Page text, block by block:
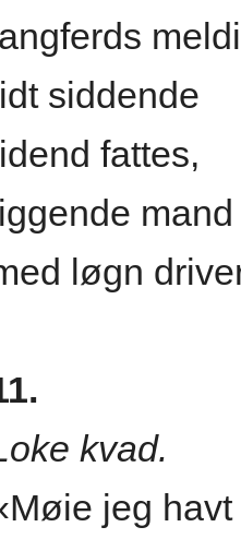
langferds
siddende
fattes,
liggende mand
løgn
kvad.
jeg havt